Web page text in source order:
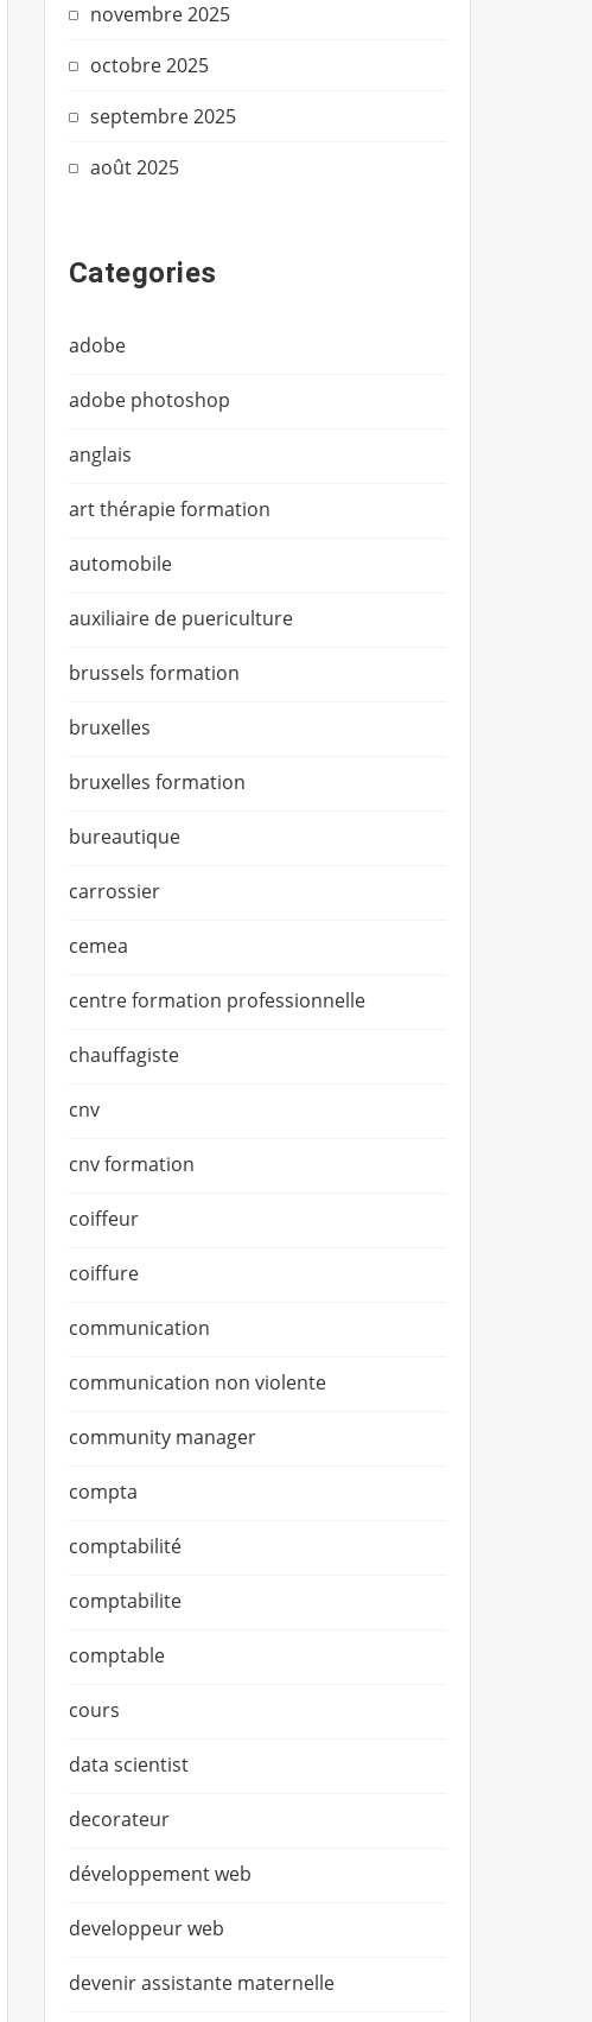
novembre 2025
octobre 2025
septembre 2025
août 2025
Categories
adobe
adobe photoshop
anglais
art thérapie formation
automobile
auxiliaire de puericulture
brussels formation
bruxelles
bruxelles formation
bureautique
carrossier
cemea
centre formation professionnelle
chauffagiste
cnv
cnv formation
coiffeur
coiffure
communication
communication non violente
community manager
compta
comptabilité
comptabilite
comptable
cours
data scientist
decorateur
développement web
developpeur web
devenir assistante maternelle